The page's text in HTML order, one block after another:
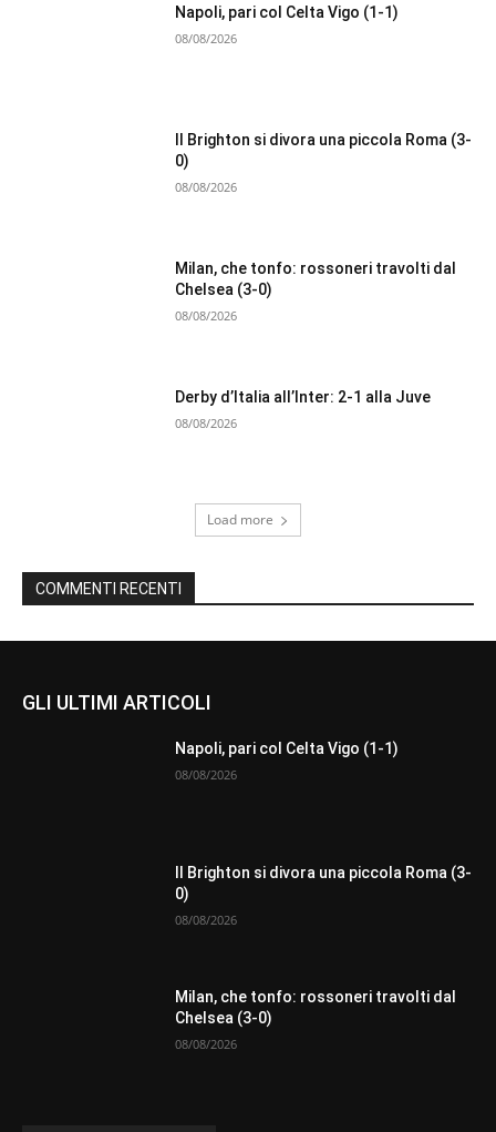
Napoli, pari col Celta Vigo (1-1)
08/08/2026
Il Brighton si divora una piccola Roma (3-
0)
08/08/2026
Milan, che tonfo: rossoneri travolti dal
Chelsea (3-0)
08/08/2026
Derby d’Italia all’Inter: 2-1 alla Juve
08/08/2026
Load more
COMMENTI RECENTI
GLI ULTIMI ARTICOLI
Napoli, pari col Celta Vigo (1-1)
08/08/2026
Il Brighton si divora una piccola Roma (3-
0)
08/08/2026
Milan, che tonfo: rossoneri travolti dal
Chelsea (3-0)
08/08/2026